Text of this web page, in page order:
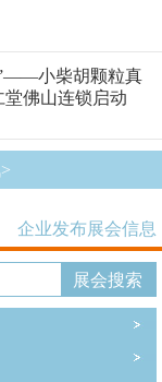
小柴胡颗粒真
佛山连锁启动
企业发布展会信息